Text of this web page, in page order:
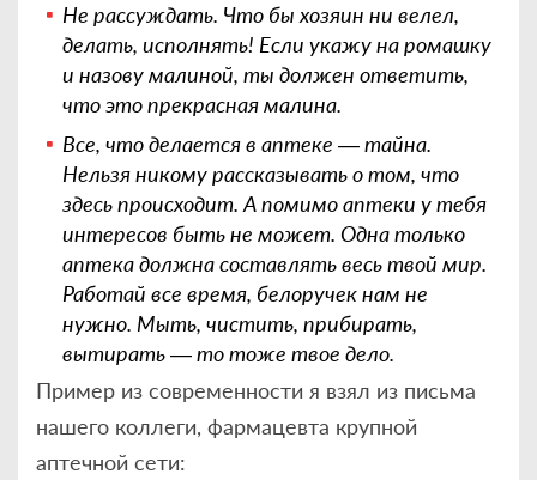
Не рассуждать. Что бы хозяин ни велел,
делать, исполнять! Если укажу на ромашку
и назову малиной, ты должен ответить,
что это прекрасная малина.
Все, что делается в аптеке — тайна.
Нельзя никому рассказывать о том, что
здесь происходит. А помимо аптеки у тебя
интересов быть не может. Одна только
аптека должна составлять весь твой мир.
Работай все время, белоручек нам не
нужно. Мыть, чистить, прибирать,
вытирать — то тоже твое дело.
Пример из современности я взял из письма
нашего коллеги, фармацевта крупной
аптечной сети: